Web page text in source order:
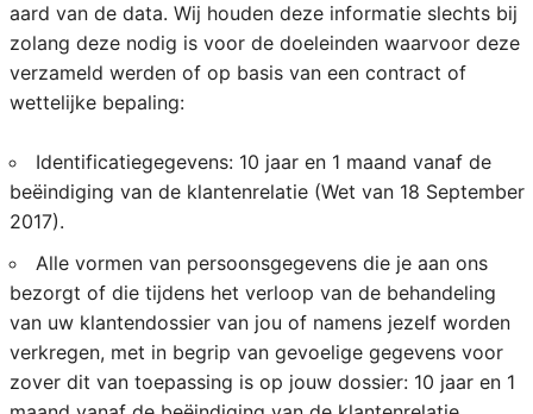
aard van de data. Wij houden deze informatie slechts bij
zolang deze nodig is voor de doeleinden waarvoor deze
verzameld werden of op basis van een contract of
wettelijke bepaling:
Identificatiegegevens: 10 jaar en 1 maand vanaf de
beëindiging van de klantenrelatie (Wet van 18 September
2017).
Alle vormen van persoonsgegevens die je aan ons
bezorgt of die tijdens het verloop van de behandeling
van uw klantendossier van jou of namens jezelf worden
verkregen, met in begrip van gevoelige gegevens voor
zover dit van toepassing is op jouw dossier: 10 jaar en 1